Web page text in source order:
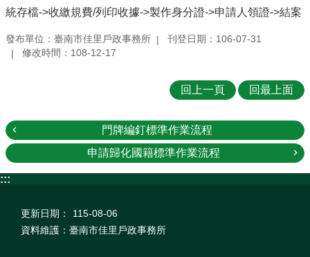
統存檔->收繳規費/列印收據->製作身分證->申請人領證->結案
發布單位：臺南市佳里戶政事務所
刊登日期：106-07-31
修改時間：108-12-17
回上一頁 回最上面
門牌編釘標準作業流程
申請歸化國籍標準作業流程
:::
更新日期：
115-08-06
資料維護：臺南市佳里戶政事務所